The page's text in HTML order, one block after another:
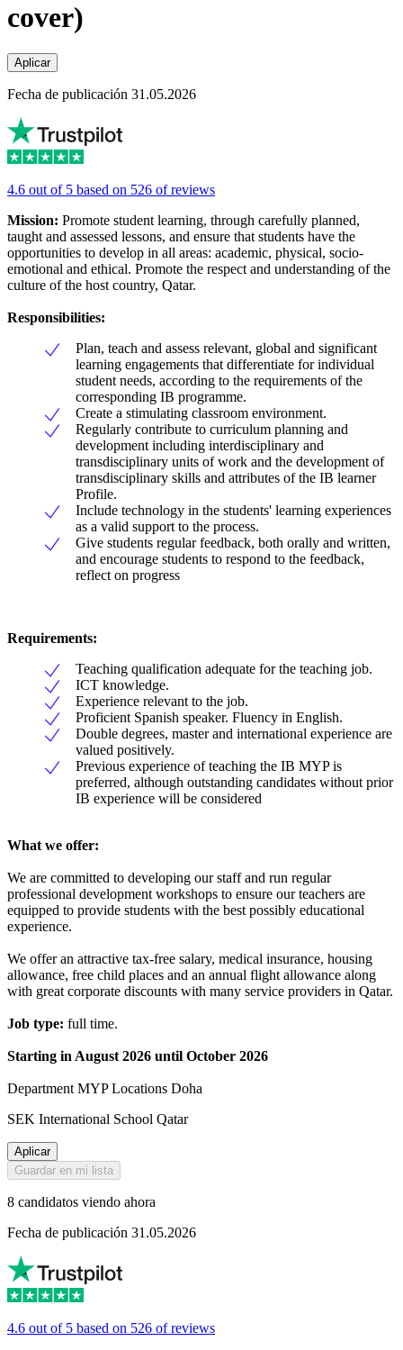
cover)
Aplicar
Fecha de publicación 31.05.2026
4.6 out of 5 based on 526 of reviews
Mission: Promote student learning, through carefully planned,
taught and assessed lessons, and ensure that students have the
opportunities to develop in all areas: academic, physical, socio-
emotional and ethical. Promote the respect and understanding of the
culture of the host country, Qatar.
Responsibilities:
Plan, teach and assess relevant, global and significant
learning engagements that differentiate for individual
student needs, according to the requirements of the
corresponding IB programme.
Create a stimulating classroom environment.
Regularly contribute to curriculum planning and
development including interdisciplinary and
transdisciplinary units of work and the development of
transdisciplinary skills and attributes of the IB learner
Profile.
Include technology in the students' learning experiences
as a valid support to the process.
Give students regular feedback, both orally and written,
and encourage students to respond to the feedback,
reflect on progress
Requirements:
Teaching qualification adequate for the teaching job.
ICT knowledge.
Experience relevant to the job.
Proficient Spanish speaker. Fluency in English.
Double degrees, master and international experience are
valued positively.
Previous experience of teaching the IB MYP is
preferred, although outstanding candidates without prior
IB experience will be considered
What we offer:
We are committed to developing our staff and run regular
professional development workshops to ensure our teachers are
equipped to provide students with the best possibly educational
experience.
We offer an attractive tax-free salary, medical insurance, housing
allowance, free child places and an annual flight allowance along
with great corporate discounts with many service providers in Qatar.
Job type: full time.
Starting in August 2026 until October 2026
Department MYP Locations Doha
SEK International School Qatar
Aplicar
Guardar en mi lista
8 candidatos viendo ahora
Fecha de publicación 31.05.2026
4.6 out of 5 based on 526 of reviews